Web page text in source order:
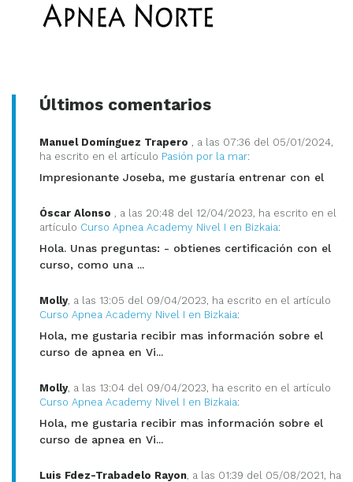
Últimos comentarios
Manuel Domínguez Trapero
, a las 07:36 del 05/01/2024,
ha escrito en el artículo Pasión por la mar:
Impresionante Joseba, me gustaría entrenar con el
Óscar Alonso
, a las 20:48 del 12/04/2023, ha escrito en el
artículo Curso Apnea Academy Nivel I en Bizkaia:
Hola. Unas preguntas: - obtienes certificación con el
curso, como una ...
Molly, a las 13:05 del 09/04/2023, ha escrito en el artículo
Curso Apnea Academy Nivel I en Bizkaia:
Hola, me gustaria recibir mas información sobre el
curso de apnea en Vi...
Molly, a las 13:04 del 09/04/2023, ha escrito en el artículo
Curso Apnea Academy Nivel I en Bizkaia:
Hola, me gustaria recibir mas información sobre el
curso de apnea en Vi...
Luis Fdez-Trabadelo Rayon , a las 01:39 del 05/08/2021, ha